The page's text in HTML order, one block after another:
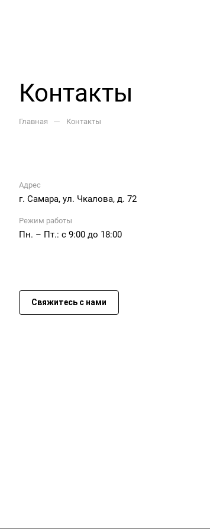
Контакты
Главная — Контакты
Адрес
г. Самара, ул. Чкалова, д. 72
Режим работы
Пн. – Пт.: с 9:00 до 18:00
Свяжитесь с нами